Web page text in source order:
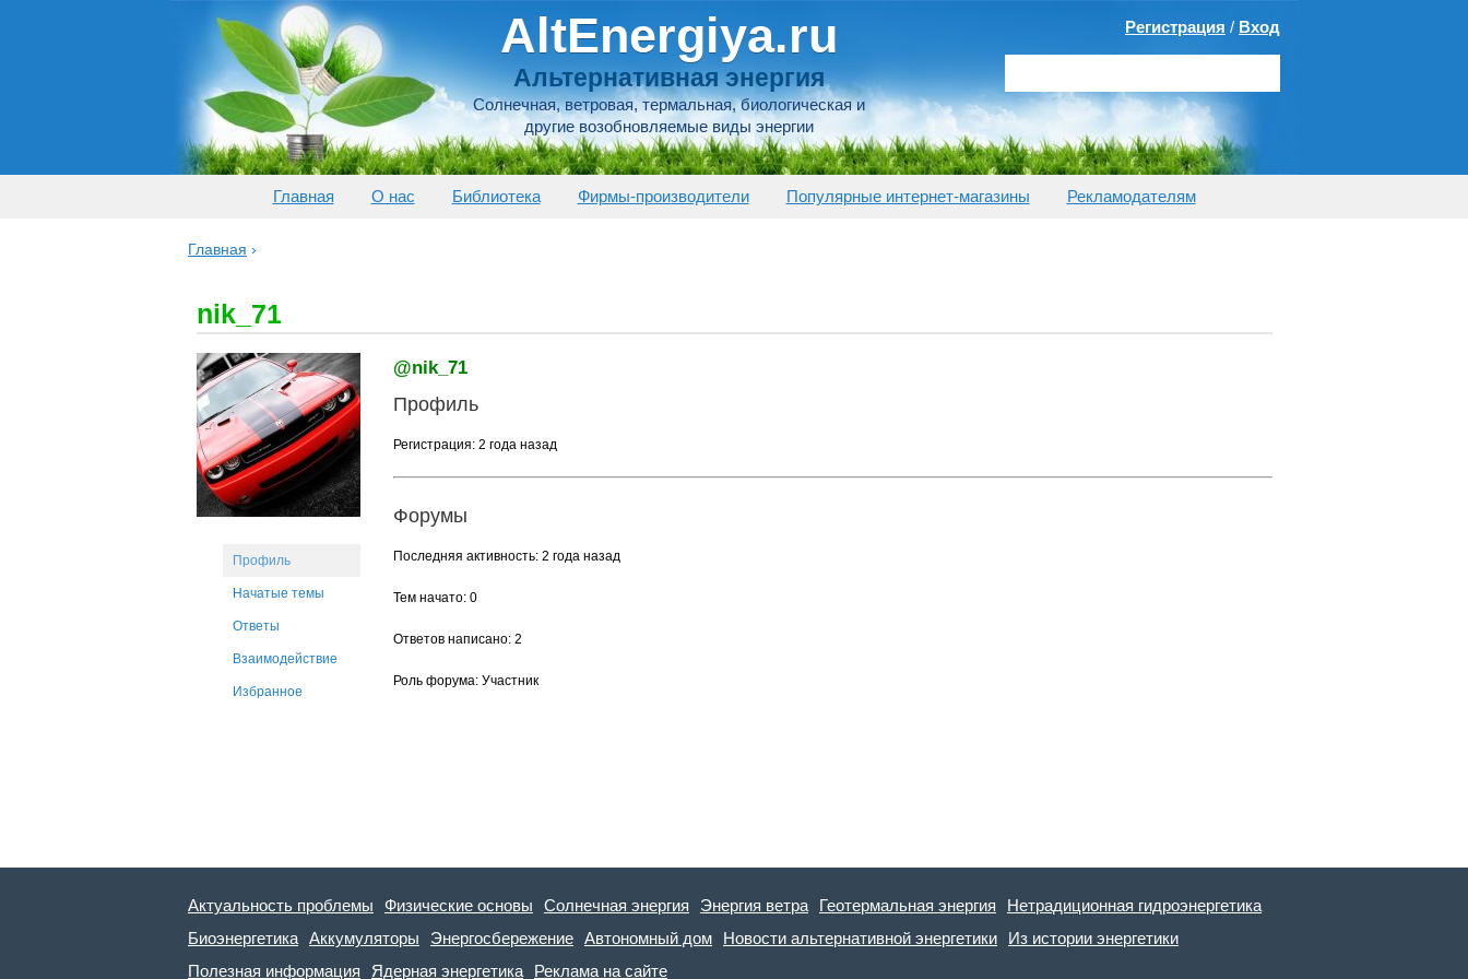
AltEnergiya.ru
Альтернативная энергия
Солнечная, ветровая, термальная, биологическая и
другие возобновляемые виды энергии
Регистрация / Вход
Главная О нас Библиотека Фирмы-производители Популярные интернет-магазины Рекламодателям
Главная ›
nik_71
Профиль
Начатые темы
Ответы
Взаимодействие
Избранное
@nik_71
Профиль
Регистрация: 2 года назад
Форумы
Последняя активность: 2 года назад
Тем начато: 0
Ответов написано: 2
Роль форума: Участник
Актуальность проблемы Физические основы Солнечная энергия Энергия ветра Геотермальная энергия
Нетрадиционная гидроэнергетика
Биоэнергетика Аккумуляторы Энергосбережение Автономный дом Новости альтернативной энергетики
Из истории энергетики
Полезная информация
Ядерная энергетика Реклама на сайте